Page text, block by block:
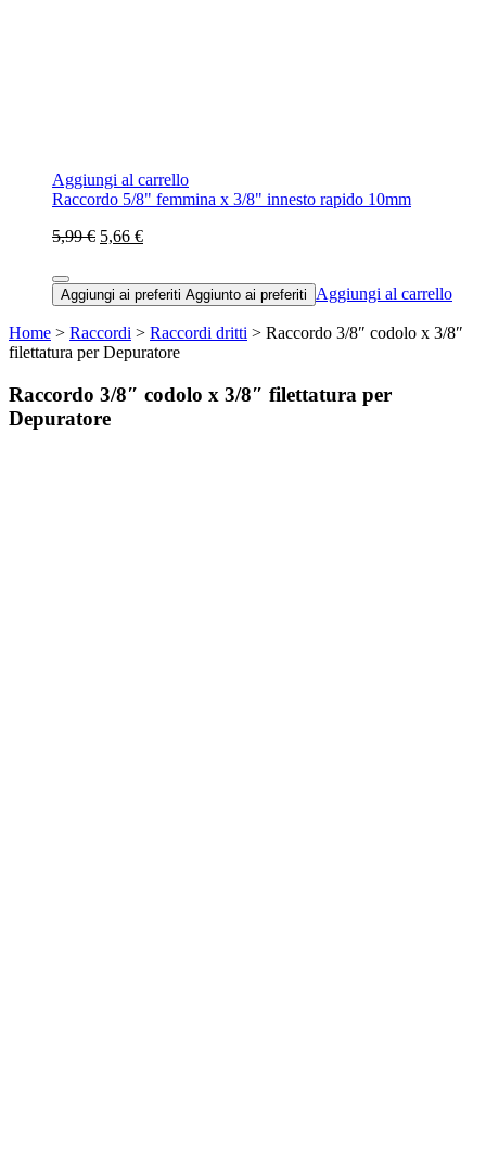
Aggiungi al carrello
Raccordo 5/8" femmina x 3/8" innesto rapido 10mm
5,99 € 5,66 €
Aggiungi ai preferiti Aggiunto ai preferiti Aggiungi al carrello
Home > Raccordi > Raccordi dritti > Raccordo 3/8″ codolo x 3/8″
filettatura per Depuratore
Raccordo 3/8″ codolo x 3/8″ filettatura per
Depuratore